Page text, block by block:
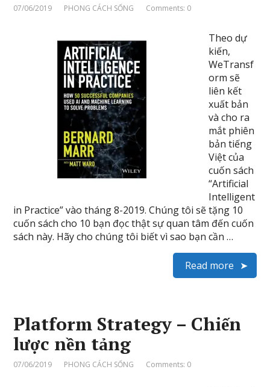
07/06/2019 PHONG CÁCH SỐNG Comments: 0
Theo dự
kiến,
WeTransf
orm sẽ
liên kết
xuất bản
và cho ra
mắt phiên
bản tiếng
Việt của
cuốn sách
“Artificial
Intelligent
in Practice” vào tháng 8-2019. Chúng tôi sẽ tặng 10
cuốn sách cho 10 bạn đọc thật sự quan tâm đến cuốn
sách này. Hãy cho chúng tôi biết vì sao bạn cần …
Read more
Platform Strategy – Chiến
lược nền tảng
07/06/2019 PHONG CÁCH SỐNG Comments: 0